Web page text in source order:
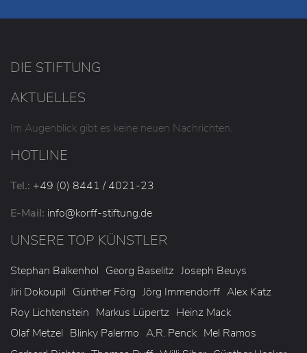
DIE STIFTUNG
AKTUELLES
Im Augenblick gibt es keine neuen Nachrichten.
HOTLINE
Tel.: +49 (0) 8441 / 4021-23
E-Mail: info@korff-stiftung.de
UNSERE TOP KÜNSTLER
Stephan Balkenhol Georg Baselitz Joseph Beuys
Jiri Dokoupil Günther Förg Jörg Immendorff Alex Katz
Roy Lichtenstein Markus Lüpertz Heinz Mack
Olaf Metzel Blinky Palermo A.R. Penck Mel Ramos